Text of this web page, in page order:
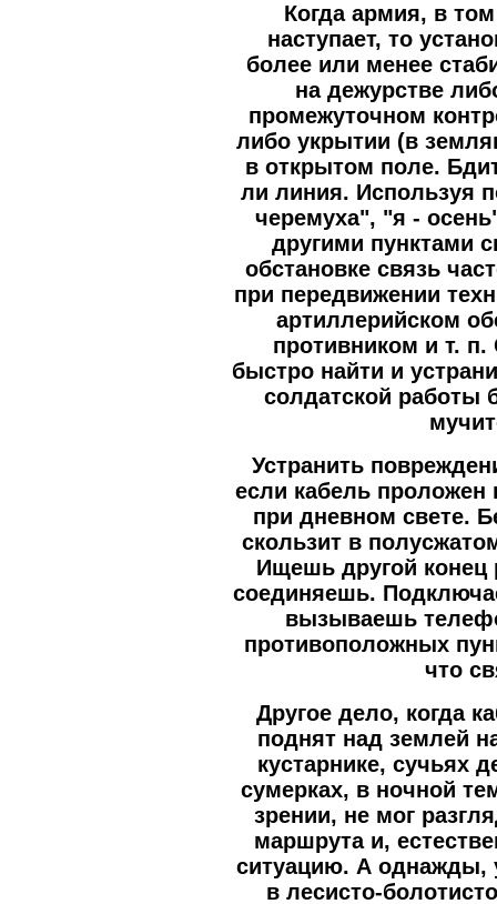
Когда армия, в
наступает, то
более или менее
на дежурстве
промежуточном
либо укрытии (в
в открытом поле.
ли линия. Используя
черемуха", "я -
другими пунктами
обстановке связь
при передвижении
артиллерийском
противником и т.
быстро найти и
солдатской работы
Устранить
если кабель
при дневном свете.
скользит в
Ищешь другой конец
соединяешь.
вызываешь
противоположных
что
Другое дело, когда
поднят над землей
кустарнике, сучьях
сумерках, в ночной
зрении, не мог
маршрута и,
ситуацию. А однажды,
в лесисто-